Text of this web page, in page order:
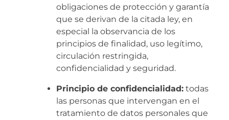
obligaciones de protección y garantía
que se derivan de la citada ley, en
especial la observancia de los
principios de finalidad, uso legítimo,
circulación restringida,
confidencialidad y seguridad.
Principio de confidencialidad:todas
las personas que intervengan en el
tratamiento de datos personales que